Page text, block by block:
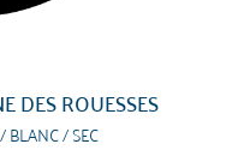
DES ROUESSES
/ SEC